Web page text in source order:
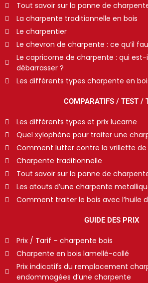
Tout savoir sur la panne de
La charpente traditionnelle en bois
Le charpentier
Le chevron de charpente : ce qu’il
Le capricorne de charpente : qui
débarrasser ?
Les différents types charpente en
COMPARATIFS / TEST /
Les différents types et prix lucarne
Quel xylophène pour traiter une
Comment lutter contre la vrillette
Charpente traditionnelle
Tout savoir sur la panne de
Les atouts d’une charpente
Comment traiter le bois avec l’huile
GUIDE DES PRIX
Prix / Tarif – charpente bois
Charpente en bois lamellé-collé
Prix indicatifs du remplacement
endommagées d’une charpente